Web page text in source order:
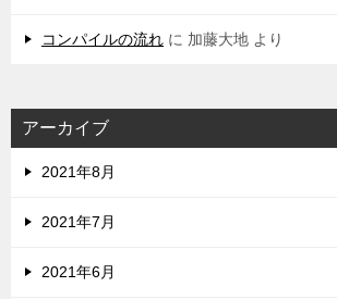
コンパイルの流れ に 加藤大地 より
アーカイブ
2021年8月
2021年7月
2021年6月